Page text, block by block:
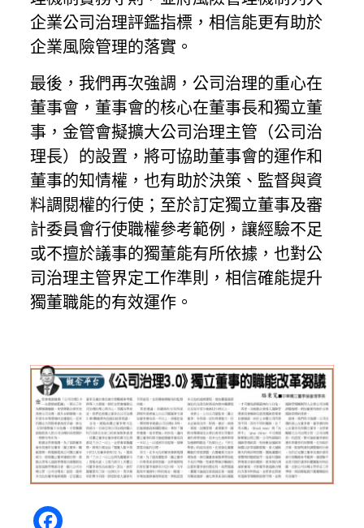
企業公司治理評鑑指標，相信能更有助於
企業風險管理的落實。
最後，我們再次強調，公司治理的重心在
董事會，董事會的核心在董事長和獨立董
事，金管會擬擴大公司治理主管（公司治
理長）的設置，將可協助董事會的運作和
董事的知情權，也有助於決策、監督與資
料調閱權的行使；至於訂定獨立董事及審
計委員會行使職權參考範例，讓經驗不足
或不擅於議事的獨董能有所依據，也對公
司治理主管界定工作準則，相信確能提升
獨董職能的有效運作。
Facebook